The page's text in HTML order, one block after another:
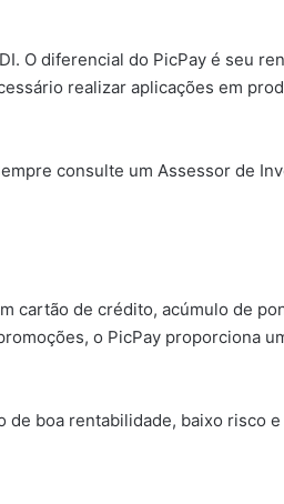
O diferencial do PicPay é seu
realizar aplicações em
consulte um Assessor de
de crédito, acúmulo de
o PicPay proporciona
boa rentabilidade, baixo risco